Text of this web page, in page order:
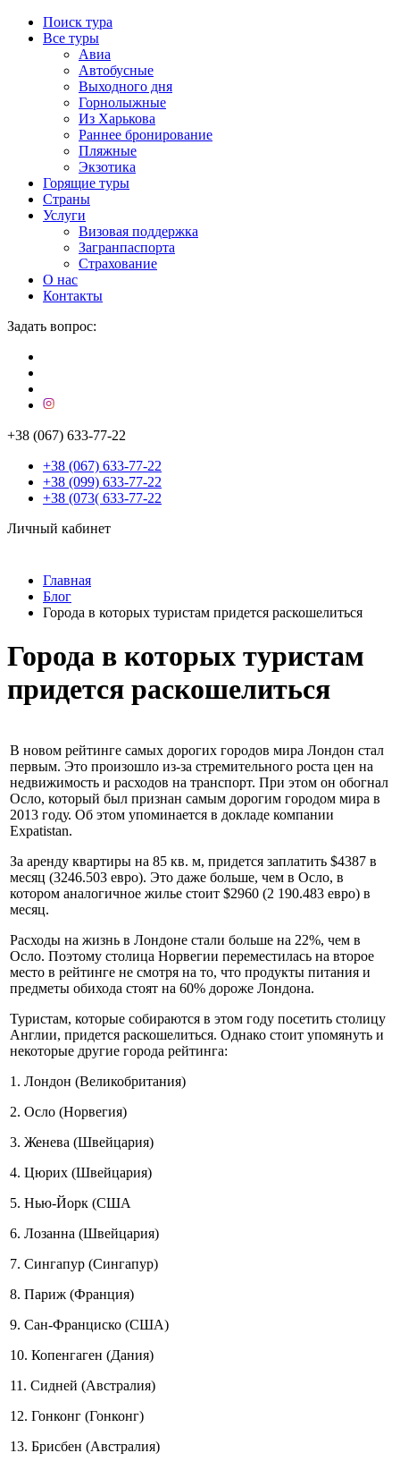
Поиск тура
Все туры
Авиа
Автобусные
Выходного дня
Горнолыжные
Из Харькова
Раннее бронирование
Пляжные
Экзотика
Горящие туры
Страны
Услуги
Визовая поддержка
Загранпаспорта
Страхование
О нас
Контакты
Задать вопрос:
+38 (067) 633-77-22
+38 (067) 633-77-22
+38 (099) 633-77-22
+38 (073( 633-77-22
Личный кабинет
Главная
Блог
Города в которых туристам придется раскошелиться
Города в которых туристам
придется раскошелиться
В новом рейтинге самых дорогих городов мира Лондон стал
первым. Это произошло из-за стремительного роста цен на
недвижимость и расходов на транспорт. При этом он обогнал
Осло, который был признан самым дорогим городом мира в
2013 году. Об этом упоминается в докладе компании
Expatistan.
За аренду квартиры на 85 кв. м, придется заплатить $4387 в
месяц (3246.503 евро). Это даже больше, чем в Осло, в
котором аналогичное жилье стоит $2960 (2 190.483 евро) в
месяц.
Расходы на жизнь в Лондоне стали больше на 22%, чем в
Осло. Поэтому столица Норвегии переместилась на второе
место в рейтинге не смотря на то, что продукты питания и
предметы обихода стоят на 60% дороже Лондона.
Туристам, которые собираются в этом году посетить столицу
Англии, придется раскошелиться. Однако стоит упомянуть и
некоторые другие города рейтинга:
1. Лондон (Великобритания)
2. Осло (Норвегия)
3. Женева (Швейцария)
4. Цюрих (Швейцария)
5. Нью-Йорк (США
6. Лозанна (Швейцария)
7. Сингапур (Сингапур)
8. Париж (Франция)
9. Сан-Франциско (США)
10. Копенгаген (Дания)
11. Сидней (Австралия)
12. Гонконг (Гонконг)
13. Брисбен (Австралия)